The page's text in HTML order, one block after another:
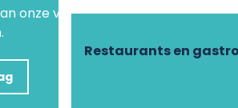
Restaurants en
onze virtuele assistent, die er is